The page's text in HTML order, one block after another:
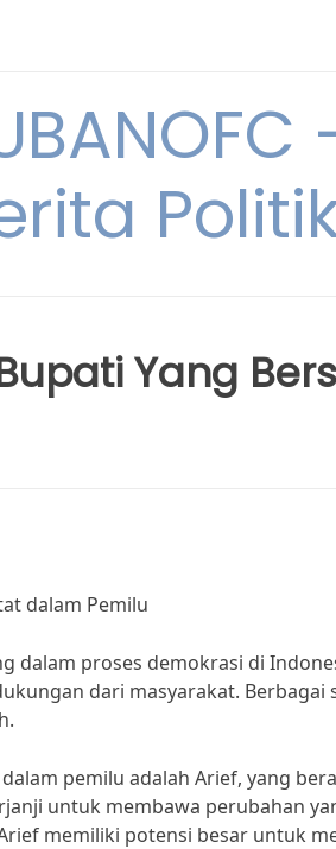
Yang
dalam Pemilu
dalam proses demokrasi di
dari masyarakat.
pemilu adalah Arief, yang
untuk membawa perubahan
memiliki potensi besar untuk